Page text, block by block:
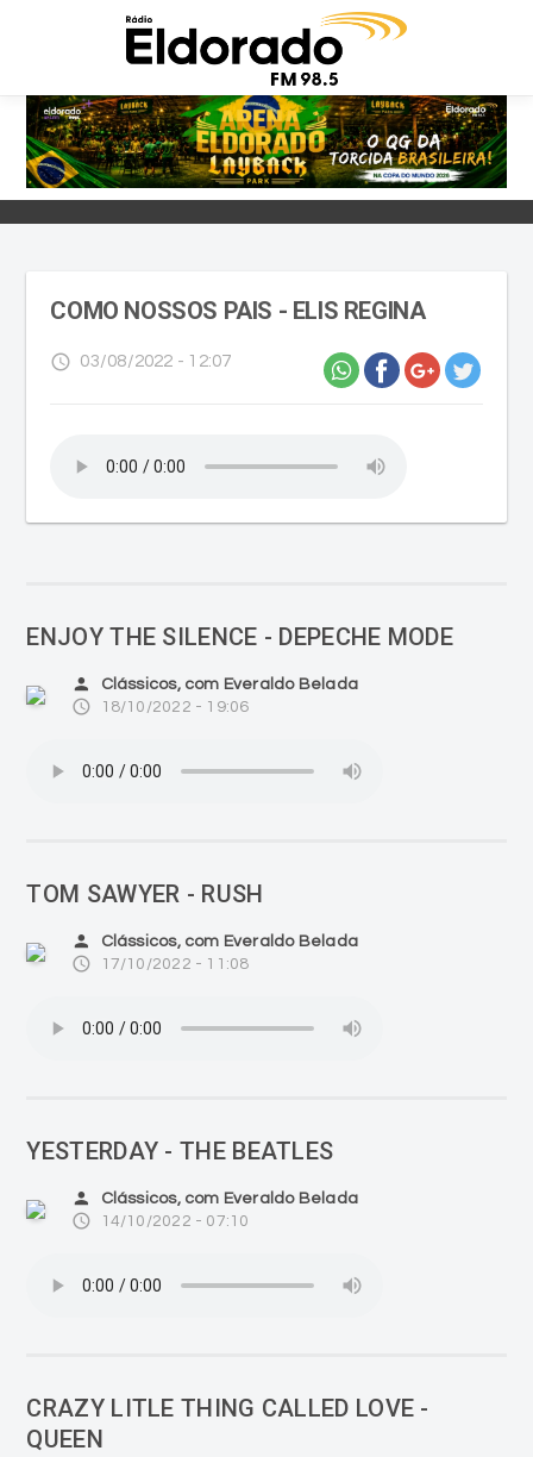
COMO NOSSOS PAIS - ELIS REGINA
access_time 03/08/2022 - 12:07
ENJOY THE SILENCE - DEPECHE MODE
person Clássicos, com Everaldo Belada
access_time 18/10/2022 - 19:06
TOM SAWYER - RUSH
person Clássicos, com Everaldo Belada
access_time 17/10/2022 - 11:08
YESTERDAY - THE BEATLES
person Clássicos, com Everaldo Belada
access_time 14/10/2022 - 07:10
CRAZY LITLE THING CALLED LOVE -
QUEEN